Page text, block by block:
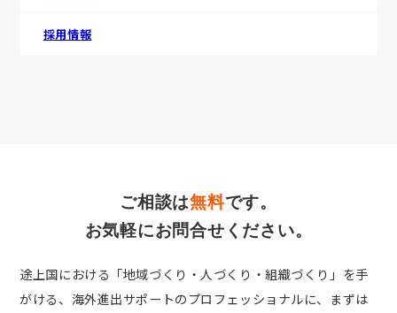
採用情報
ご相談は無料です。
お気軽にお問合せください。
途上国における「地域づくり・人づくり・組織づくり」を手
がける、 海外進出サポートのプロフェッショナルに、まずは